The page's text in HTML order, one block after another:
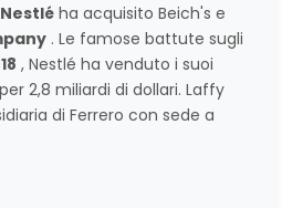
Nestléha acquisito Beich's e
. Le famose battute sugli
, Nestlé ha venduto i suoi
2,8 miliardi di dollari. Laffy
di Ferrero con sede a